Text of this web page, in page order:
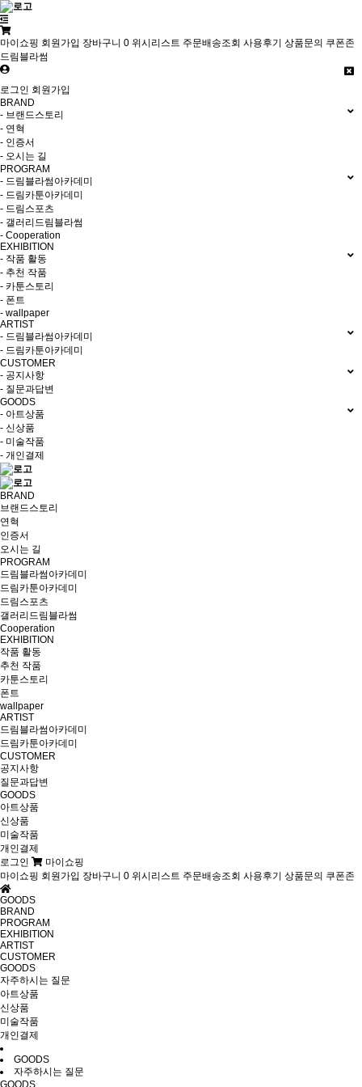
마이쇼핑 회원가입 장바구니 0 위시리스트 주문배송조회 사용후기 상품문의 쿠폰존
드림블라썸
로그인 회원가입
BRAND
- 브랜드스토리
- 연혁
- 인증서
- 오시는 길
PROGRAM
- 드림블라썸아카데미
- 드림카툰아카데미
- 드림스포츠
- 갤러리드림블라썸
- Cooperation
EXHIBITION
- 작품 활동
- 추천 작품
- 카툰스토리
- 폰트
- wallpaper
ARTIST
- 드림블라썸아카데미
- 드림카툰아카데미
CUSTOMER
- 공지사항
- 질문과답변
GOODS
- 아트상품
- 신상품
- 미술작품
- 개인결제
BRAND
브랜드스토리
연혁
인증서
오시는 길
PROGRAM
드림블라썸아카데미
드림카툰아카데미
드림스포츠
갤러리드림블라썸
Cooperation
EXHIBITION
작품 활동
추천 작품
카툰스토리
폰트
wallpaper
ARTIST
드림블라썸아카데미
드림카툰아카데미
CUSTOMER
공지사항
질문과답변
GOODS
아트상품
신상품
미술작품
개인결제
로그인
마이쇼핑
마이쇼핑 회원가입 장바구니 0 위시리스트 주문배송조회 사용후기 상품문의 쿠폰존
GOODS
BRAND
PROGRAM
EXHIBITION
ARTIST
CUSTOMER
GOODS
자주하시는 질문
아트상품
신상품
미술작품
개인결제
GOODS
자주하시는 질문
GOODS